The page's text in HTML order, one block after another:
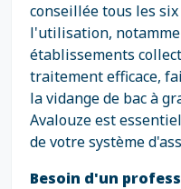
conseillée tous les
l'utilisation,
établissements
traitement efficace,
la vidange de bac à
Avalouze est
de votre système
Besoin d'un